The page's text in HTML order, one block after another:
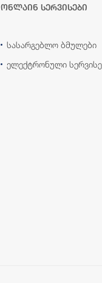
ონლაინ სერვისები
სასარგებლო ბმულები
ელექტრონული